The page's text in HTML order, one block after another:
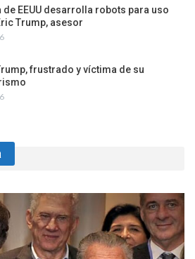
de EEUU desarrolla robots para uso
Trump, asesor
frustrado y víctima de su